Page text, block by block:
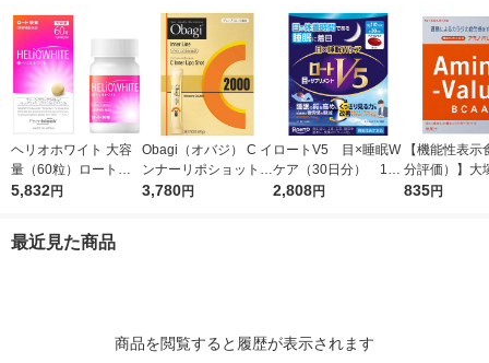
ヘリオホワイト 大容
量（60粒）ロート製
薬 サプリメント
5,832円
Obagi（オバジ） C イ
ンナーリポショット 7
0g×28本入 ロート製
3,780円
ロートV5 目×睡眠W
ケア（30日分） 1個
（30粒入） ロート
2,808円
【機能性表示
分評価）】大
アミノバリュ
835円
最近見た商品
商品を閲覧すると履歴が表示されます